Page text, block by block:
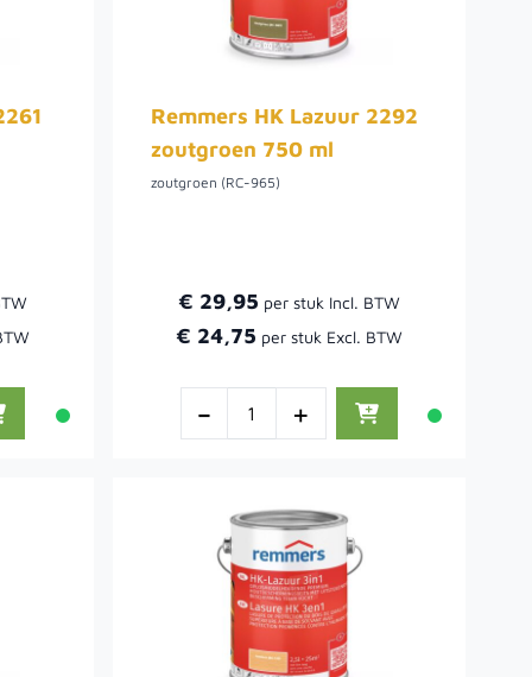
Remmers HK Lazuur 2292
zoutgroen 750 ml
zoutgroen (RC-965)
€ 29,95
€ 24,75
- +